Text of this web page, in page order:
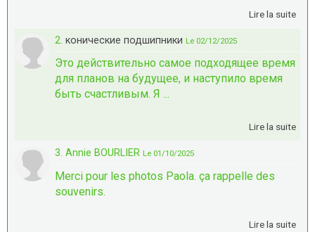
Lire la suite
2. конические подшипники Le 02/12/2025
Это действительно самое подходящее время
для планов на будущее, и наступило время
быть счастливым. Я ...
Lire la suite
3. Annie BOURLIER Le 01/10/2025
Merci pour les photos Paola. ça rappelle des
souvenirs.
Lire la suite